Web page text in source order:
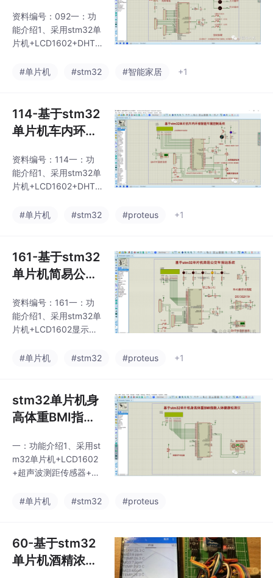
自动模式下，可以通过
光照强度来自动控制窗
帘，当光照过低，自动
-基于stm32单片机智能
统Proteus仿真
+程序源码
资料编号：092一：功
能介绍1、采用stm32单
片机+LCD1602+DHT1
2传感器+光敏电阻+按
过按键设置手动和自动
模式，并且手动模式下
可以通过按键控制窗帘
模式下，可以通过光照
强度来自动控制窗帘，
当光照过低，自动关闭
打开窗帘（白天）；
温
#单片机 #stm32 #智能家居 +1
114-基于stm32
单片机车内环境
统Proteus仿真
+源码
资料编号：114一：功
能介绍1、采用stm32单
片机+LCD1602+DHT1
感器+光敏电阻+按键
车窗控制系统；2、通过
按键设置手动和自动模
式，手动情况下：可以
窗，通过LED指示灯来
显示当前车窗状态；
3、自动情况下：光照
打开车窗，或者当烟雾
2显示采
#单片机 #stm32 #proteus +1
161-基于stm32
单片机简易公交
eus仿真+源程序
资料编号：161一：功
能介绍1、采用stm32单
片机+LCD1602显示屏
T11温湿度模块+独立按
简易公交车报站系统Pro
teus仿真；2、通过ds1
302时钟模块读取当前
D1602显示屏上；3、
通过DHT11温湿度传感
器，读取当前的温度和
602显示屏上；4、通过
#单片机 #stm32 #proteus +1
stm32单片机身
高体重BMI指数
Proteus仿真全
套资料
一：功能介绍1、采用st
m32单片机+LCD1602
+超声波测距传感器+电
量），制作一个基于st
2、通过超声波传感器测
量被测人的身高，并且
显示到LCD1602显示屏
#单片机 #stm32 #proteus
60-基于stm32
单片机酒精浓度